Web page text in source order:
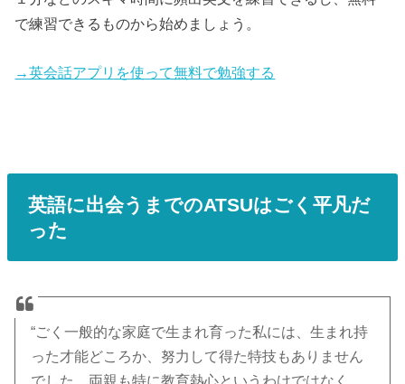
で練習できるものから始めましょう。
→英会話アプリを使って無料で勉強する
英語に出会うまでのATSUはごく平凡だ
った
“ごく一般的な家庭で生まれ育った私には、生まれ持
った才能どころか、努力して得た特技もありません